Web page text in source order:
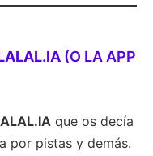
(O LA APP
que os decía
por pistas y demás.